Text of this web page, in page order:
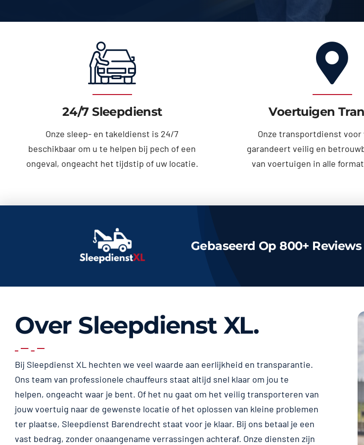
24/7 Sleepdienst
Onze sleep- en takeldienst is 24/7
beschikbaar om u te helpen bij pech of een
ongeval, ongeacht het tijdstip of uw locatie.
Voertuigen
Onze transportdienst
garandeert veilig en
van voertuigen in alle
Gebaseerd Op 800+ Reviews
Over Sleepdienst XL.
Bij Sleepdienst XL hechten we veel waarde aan eerlijkheid en transparantie.
Ons team van professionele chauffeurs staat altijd snel klaar om jou te
helpen, ongeacht waar je bent. Of het nu gaat om het veilig transporteren van
jouw voertuig naar de gewenste locatie of het oplossen van kleine problemen
ter plaatse, Sleepdienst Barendrecht staat voor je klaar. Bij ons betaal je een
vast bedrag, zonder onaangename verrassingen achteraf. Onze diensten zijn